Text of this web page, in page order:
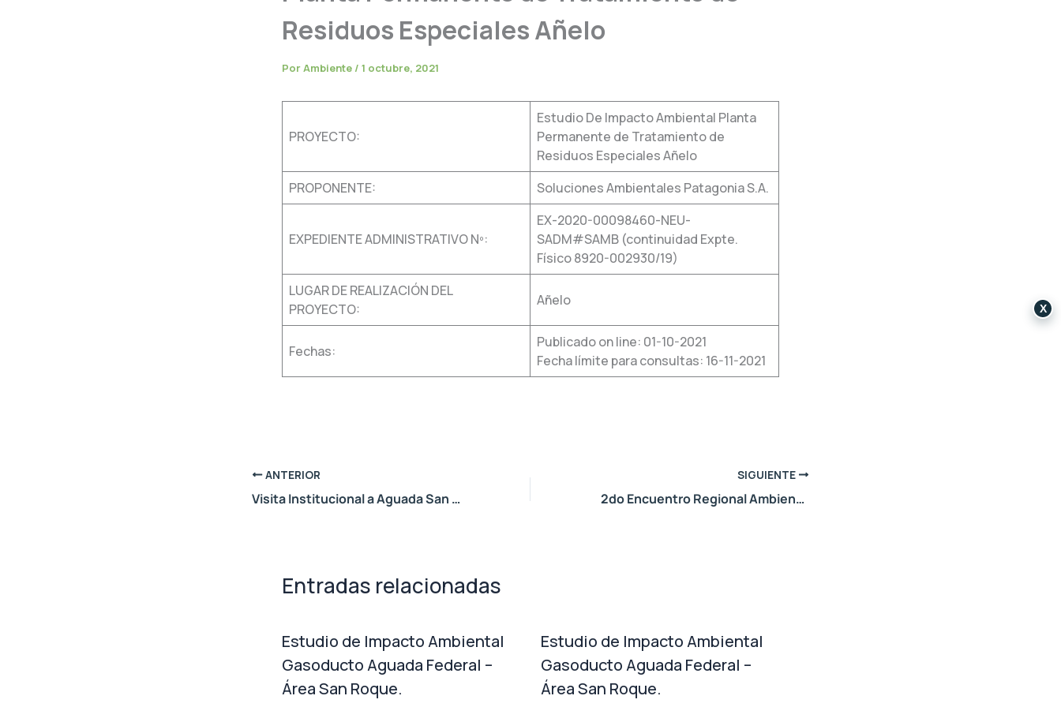
Residuos Especiales Añelo
Por Ambiente / 1 octubre, 2021
PROYECTO:
Estudio De Impacto Ambiental Planta
Permanente de Tratamiento de
Residuos Especiales Añelo
PROPONENTE:
Soluciones Ambientales Patagonia S.A.
EXPEDIENTE ADMINISTRATIVO Nº:
EX-2020-00098460-NEU-
SADM#SAMB (continuidad Expte.
Físico 8920-002930/19)
LUGAR DE REALIZACIÓN DEL
PROYECTO:
Añelo
Fechas:
Publicado on line: 01-10-2021
Fecha límite para consultas: 16-11-2021
ANTERIOR
Visita Institucional a Aguada San Roque por los RSU
SIGUIENTE
2do Encuentro Regional Ambiental de la Patagonia Norte-Educación Ambiental en la Escuela
Entradas relacionadas
Estudio de Impacto Ambiental
Gasoducto Aguada Federal –
Área San Roque.
Estudio de Impacto Ambiental
Gasoducto Aguada Federal –
Área San Roque.
X